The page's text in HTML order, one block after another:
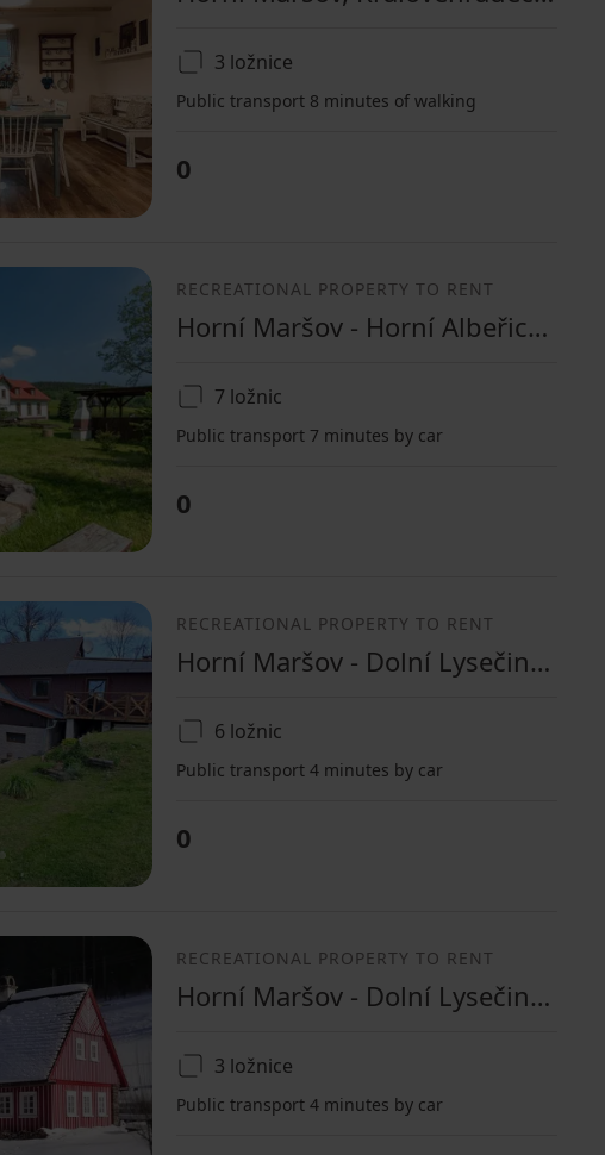
3
3 ložnice
Public transport 8 minutes of walking
0
3
RECREATIONAL PROPERTY TO RENT
Horní Maršov - Horní Albeřice, Královéhradecký Region
7 ložnic
Public transport 7 minutes by car
0
3
RECREATIONAL PROPERTY TO RENT
Horní Maršov - Dolní Lysečiny, Královéhradecký Region
6 ložnic
Public transport 4 minutes by car
0
RECREATIONAL PROPERTY TO RENT
Horní Maršov - Dolní Lysečiny, Královéhradecký Region
3 ložnice
Public transport 4 minutes by car